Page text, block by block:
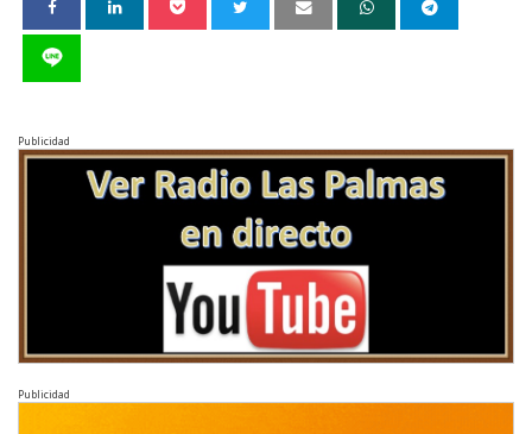
Publicidad
Publicidad